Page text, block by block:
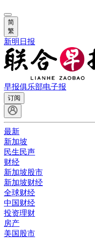
简
繁
新明日报
早报俱乐部电子报
订阅
最新
新加坡
民生民声
财经
新加坡股市
新加坡财经
全球财经
中国财经
投资理财
房产
美国股市